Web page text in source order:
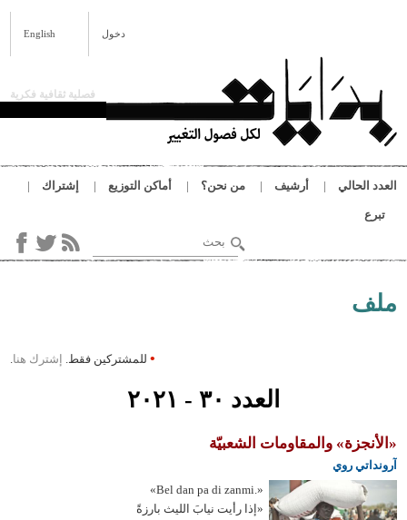
English
فصلية ثقافية فكرية
أرشيف من نحن؟ أماكن التوزيع إشتراك
استمارة البحث
للمشتركين فقط.إشترك هنا.
والمقاومات الشعبيّة
روي
«إذا رأيت نيابَ الليث بارزةً